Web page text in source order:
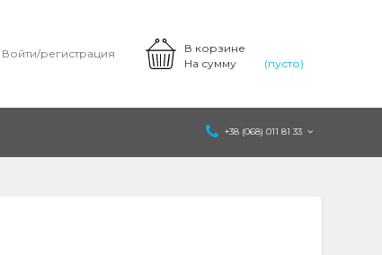
В корзине
На сумму
(пусто)
Войти/регистрация
+38 (068) 011 81 33